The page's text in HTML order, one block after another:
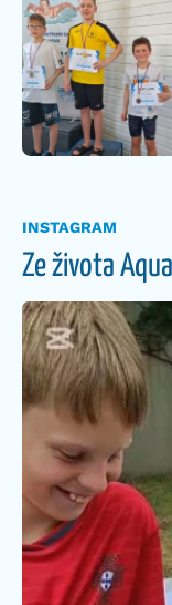
INSTAGRAM
Ze života